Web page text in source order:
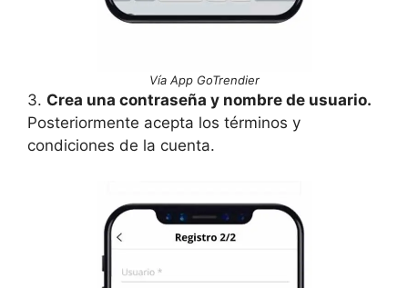
Vía App GoTrendier
3. Crea una contraseña y nombre de usuario.
Posteriormente acepta los términos y
condiciones de la cuenta.